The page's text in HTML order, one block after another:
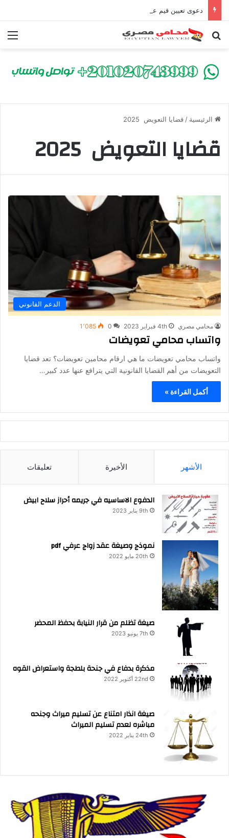
بحث عن
الرئيسية / قضايا التعويض 2025
قضايا التعويض 2025
الدعم القانوني
محامي مصري 4th فبراير 2023 0 1٬085
واتساب محامي تعويضات
واتساب محامي تعويضات ما هي ارقام محامين تعويضات؟ تعد قضايا
التعويضات من أهم القضايا القانونية التي يترافع عنها عدد كبير…
أكمل القراءة »
الأشهر الأخيرة تعليقات
الدفوع الاساسيه في جريمه أحراز سلاح ابيض
9th يناير 2023
نموذج وصيغة عقد زواج عرفي pdf
20th مايو 2022
صيغة تظلم من قرار النيابة بحفظ المحضر
7th يونيو 2023
مذكرة بدفاع في جنحة بلطجة واستعراض القوه
22nd أكتوبر 2022
صيغة انذار امتناع عن تسليم ميراث وجنحه
مباشره لعدم تسليم الميراث
24th يناير 2022